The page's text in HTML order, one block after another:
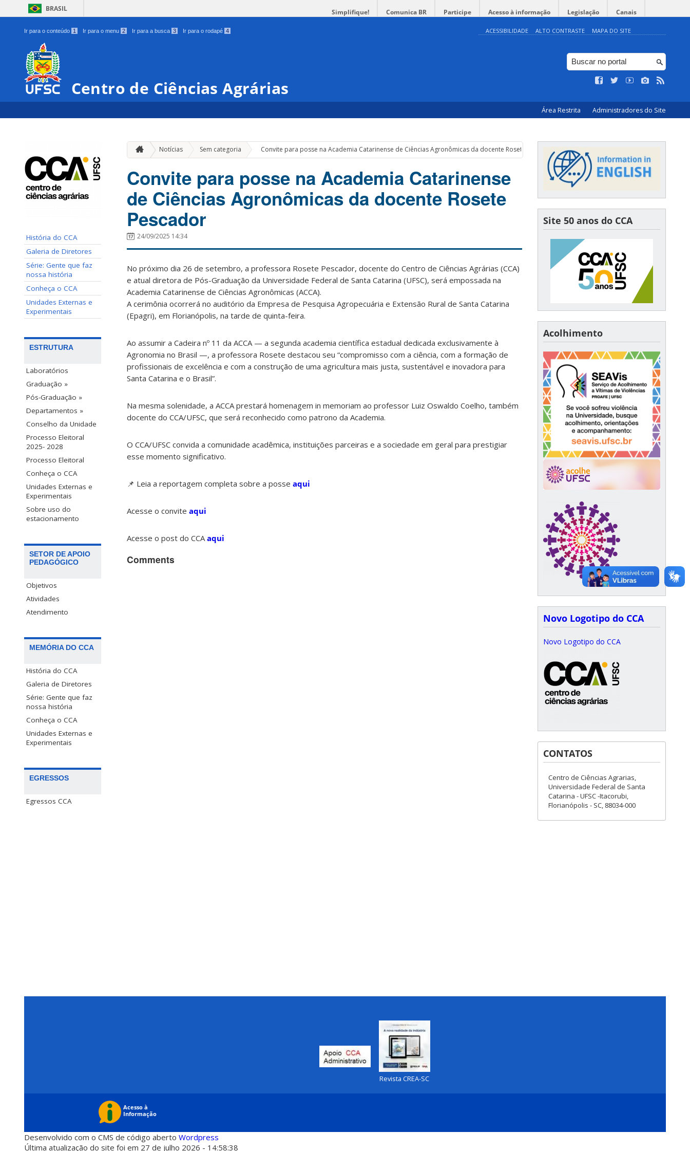
BRASIL Simplifique! Comunica BR Participe Acesso à informação Legislação Canais
Ir para o conteúdo 1 Ir para o menu 2 Ir para a busca 3 Ir para o rodapé 4 ACESSIBILIDADE ALTO CONTRASTE MAPA DO SITE
Centro de Ciências Agrárias
Área Restrita Administradores do Site
História do CCA
Galeria de Diretores
Série: Gente que faz
nossa história
Conheça o CCA
Unidades Externas e
Experimentais
ESTRUTURA
Laboratórios
Graduação »
Pós-Graduação »
Departamentos »
Conselho da Unidade
Processo Eleitoral
2025- 2028
Processo Eleitoral
Conheça o CCA
Unidades Externas e
Experimentais
Sobre uso do
estacionamento
SETOR DE APOIO
PEDAGÓGICO
Objetivos
Atividades
Atendimento
MEMÓRIA DO CCA
História do CCA
Galeria de Diretores
Série: Gente que faz
nossa história
Conheça o CCA
Unidades Externas e
Experimentais
EGRESSOS
Egressos CCA
Notícias Sem categoria » Convite para posse na Academia Catarinense de Ciências Agronômicas da docente Rosete Pescador
Convite para posse na Academia Catarinense
de Ciências Agronômicas da docente Rosete
Pescador
24/09/2025 14:34
No próximo dia 26 de setembro, a professora Rosete Pescador, docente do Centro de Ciências Agrárias (CCA)
e atual diretora de Pós-Graduação da Universidade Federal de Santa Catarina (UFSC), será empossada na
Academia Catarinense de Ciências Agronômicas (ACCA).
A cerimônia ocorrerá no auditório da Empresa de Pesquisa Agropecuária e Extensão Rural de Santa Catarina
(Epagri), em Florianópolis, na tarde de quinta-feira.
Ao assumir a Cadeira nº 11 da ACCA — a segunda academia científica estadual dedicada exclusivamente à
Agronomia no Brasil —, a professora Rosete destacou seu “compromisso com a ciência, com a formação de
profissionais de excelência e com a construção de uma agricultura mais justa, sustentável e inovadora para
Santa Catarina e o Brasil”.
Na mesma solenidade, a ACCA prestará homenagem in memoriam ao professor Luiz Oswaldo Coelho, também
docente do CCA/UFSC, que será reconhecido como patrono da Academia.
O CCA/UFSC convida a comunidade acadêmica, instituições parceiras e a sociedade em geral para prestigiar
esse momento significativo.
📌 Leia a reportagem completa sobre a posse aqui
Acesse o convite aqui
Acesse o post do CCAaqui
Comments
Site 50 anos do CCA
Acolhimento
Novo Logotipo do CCA
Novo Logotipo do CCA
CONTATOS
Centro de Ciências Agrarias,
Universidade Federal de Santa
Catarina - UFSC -Itacorubi,
Florianópolis - SC, 88034-000
Revista CREA-SC
Desenvolvido com o CMS de código aberto Wordpress
Última atualização do site foi em 27 de julho 2026 - 14:58:38